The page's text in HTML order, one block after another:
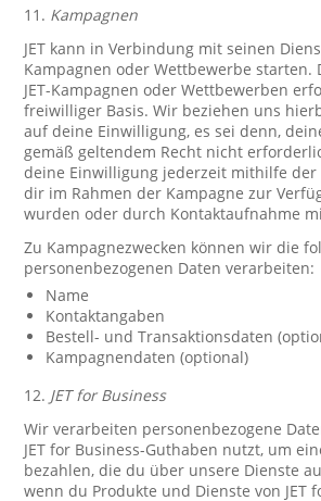
11. Kampagnen
JET kann in Verbindung mit seinen
Kampagnen oder Wettbewerbe starten.
JET-Kampagnen oder Wettbewerben
freiwilliger Basis. Wir beziehen uns
auf deine Einwilligung, es sei denn,
gemäß geltendem Recht nicht
deine Einwilligung jederzeit mithilfe der
dir im Rahmen der Kampagne zur
wurden oder durch Kontaktaufnahme
Zu Kampagnezwecken können wir die
personenbezogenen Daten verarbeiten:
Name
Kontaktangaben
Bestell- und Transaktionsdaten
Kampagnendaten (optional)
12. JET for Business
Wir verarbeiten personenbezogene
JET for Business-Guthaben nutzt, um
bezahlen, die du über unsere Dienste
wenn du Produkte und Dienste von JET